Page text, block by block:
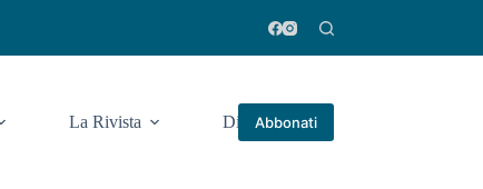
La Rivista Di piùAbbonati